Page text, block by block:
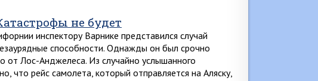
не будет
инспектору Варнике представился случай
способности. Однажды он был срочно
Лос-Анджелеса. Из случайно услышанного
что рейс самолета, который отправляется на Аляску,